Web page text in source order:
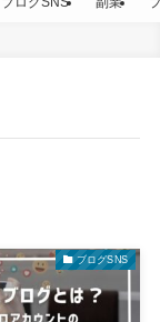
ブログSNS